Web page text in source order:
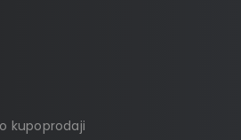
kupoprodaji